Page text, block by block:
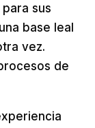
sus
base leal
vez.
de